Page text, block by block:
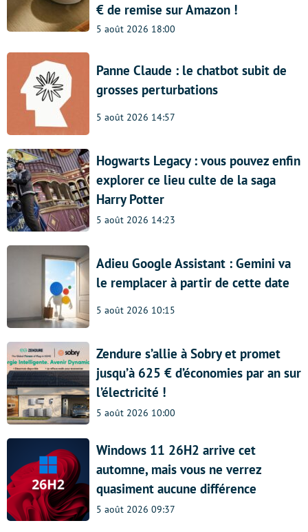
€ de remise sur Amazon !
5 août 2026 18:00
Panne Claude : le chatbot subit de
grosses perturbations
5 août 2026 14:57
Hogwarts Legacy : vous pouvez enfin
explorer ce lieu culte de la saga
Harry Potter
5 août 2026 14:23
Adieu Google Assistant : Gemini va
le remplacer à partir de cette date
5 août 2026 10:15
Zendure s’allie à Sobry et promet
jusqu’à 625 € d’économies par an sur
l’électricité !
5 août 2026 10:00
Windows 11 26H2 arrive cet
automne, mais vous ne verrez
quasiment aucune différence
5 août 2026 09:37